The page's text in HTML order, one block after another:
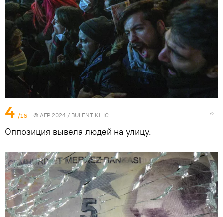
4 /16 © AFP 2024 / BULENT KILIC
Оппозиция вывела людей на улицу.